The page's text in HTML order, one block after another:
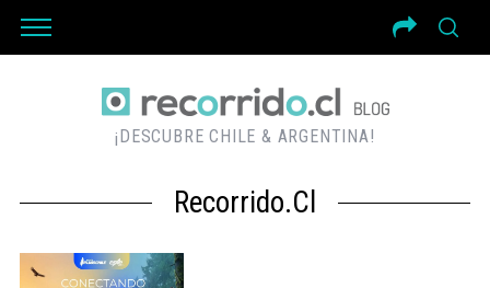
¡DESCUBRE CHILE & ARGENTINA!
Recorrido.cl